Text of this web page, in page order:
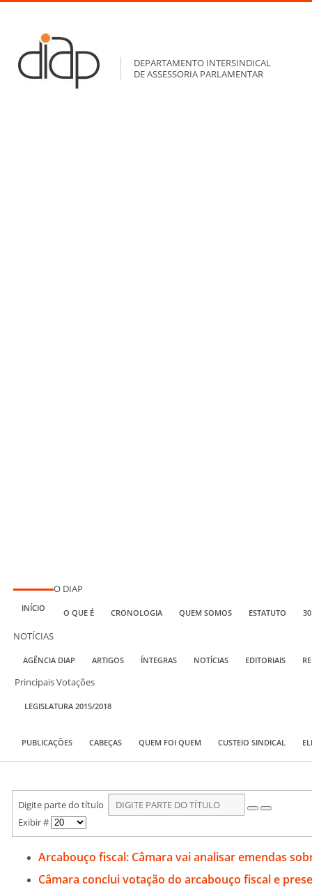
DEPARTAMENTO INTERSINDICAL
DE ASSESSORIA PARLAMENTAR
INÍCIO
O DIAP
O QUE É CRONOLOGIA QUEM SOMOS ESTATUTO
NOTÍCIAS
AGÊNCIA DIAP ARTIGOS ÍNTEGRAS NOTÍCIAS EDITORIAIS
Principais Votações
LEGISLATURA 2015/2018
PUBLICAÇÕES CABEÇAS QUEM FOI QUEM CUSTEIO SINDICAL
Digite parte do título
Exibir #
Arcabouço fiscal: Câmara vai analisar emendas
Câmara conclui votação do arcabouço fiscal e